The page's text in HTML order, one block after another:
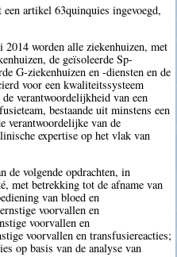
artikel 63quinquies ingevoegd,
2014 worden alle ziekenhuizen, met
de geïsoleerde Sp-
G-ziekenhuizen en -diensten en de
voor een kwaliteitssysteem
verantwoordelijkheid van een
bestaande uit minstens een
verantwoordelijke van de
expertise op het vlak van
de volgende opdrachten, in
met betrekking tot de afname van
van bloed en
voorvallen en
voorvallen en
voorvallen en transfusiereacties;
op basis van de analyse van